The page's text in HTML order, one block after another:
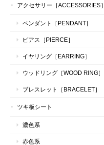
アクセサリー［ACCESSORIES］
ペンダント［PENDANT］
ピアス［PIERCE］
イヤリング［EARRING］
ウッドリング［WOOD RING］
ブレスレット［BRACELET］
ツキ板シート
濃色系
赤色系